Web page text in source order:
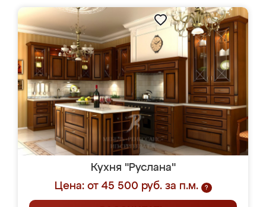
Кухня "Руслана"
Цена: от 45 500 руб. за п.м.
?